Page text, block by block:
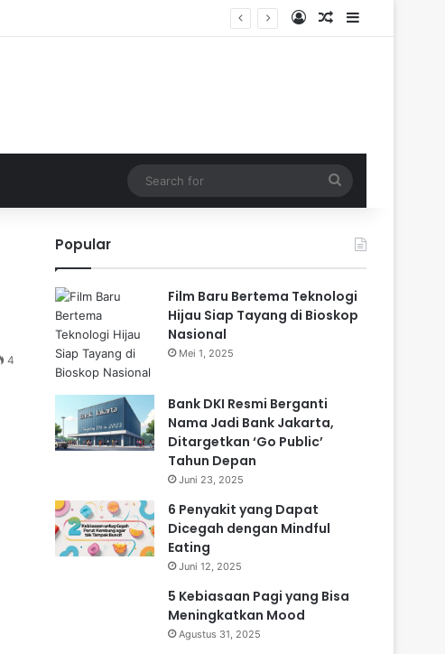
Log InRandom Article
Sidebar
for
4
Popular
Film Baru Bertema Teknologi
Hijau Siap Tayang di Bioskop
Nasional
Mei 1, 2025
Bank DKI Resmi Berganti
Nama Jadi Bank Jakarta,
Ditargetkan ‘Go Public’
Tahun Depan
Juni 23, 2025
6 Penyakit yang Dapat
Dicegah dengan Mindful
Eating
Juni 12, 2025
5 Kebiasaan Pagi yang Bisa
Meningkatkan Mood
Agustus 31, 2025